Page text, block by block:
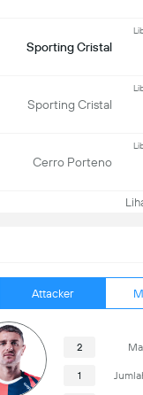
Attacker
2
1
Sporting Cristal
Sporting Cristal
Cerro Porteno